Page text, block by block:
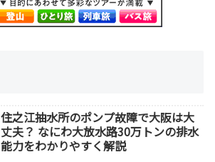
住之江抽水所のポンプ故障で大阪は大
丈夫？ なにわ大放水路30万トンの排水
能力をわかりやすく解説